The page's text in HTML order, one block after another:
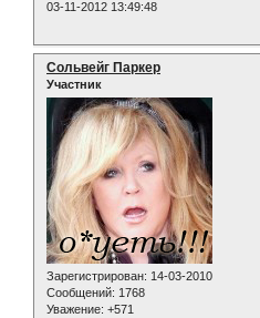
03-11-2012 13:49:48
Сольвейг Паркер
Участник
Зарегистрирован: 14-03-2010
Сообщений: 1768
Уважение: +571